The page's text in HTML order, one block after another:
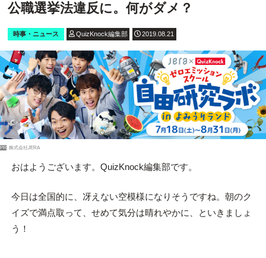
公職選挙法違反に。何がダメ？
時事・ニュース QuizKnock編集部 2019.08.21
PR 株式会社JERA
おはようございます。QuizKnock編集部です。
今日は全国的に、冴えない空模様になりそうですね。朝のク
イズで満点取って、せめて気分は晴れやかに、といきましょ
う！